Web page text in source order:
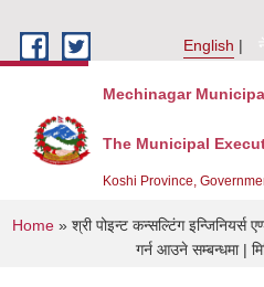
English
Mechinagar
The Municipal
Koshi Province,
You are here
Home » श्री पोइन्ट कन्सल्टिंग इन्जिनियर्स
गर्न आउने सम्बन्धमा |